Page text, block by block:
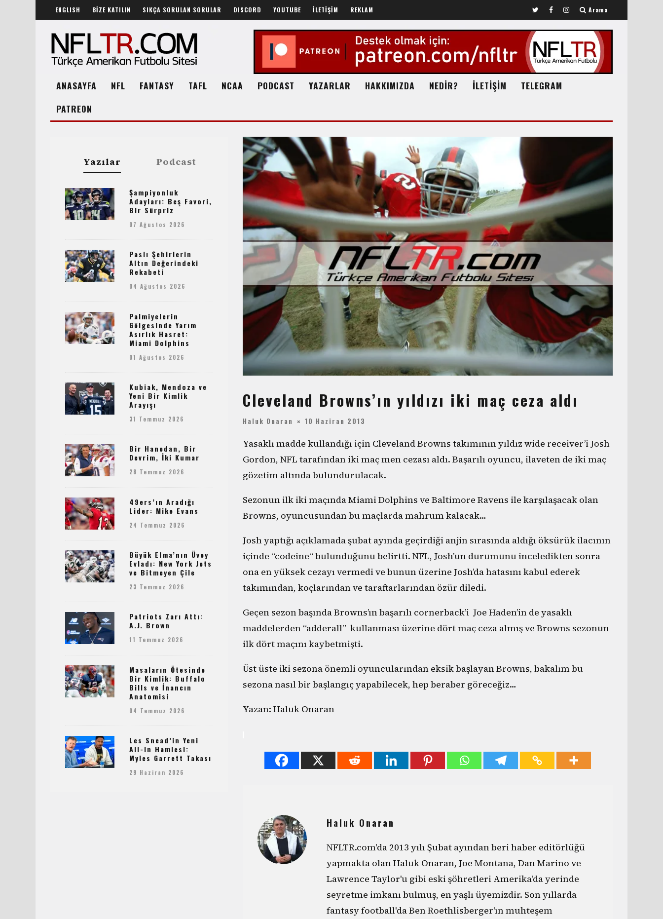
ENGLISH BİZE KATILIN SIKÇA SORULAN SORULAR DISCORD YOUTUBE İLETİŞİM REKLAM Arama
ANASAYFA NFL FANTASY TAFL NCAA PODCAST YAZARLAR HAKKIMIZDA NEDİR? İLETİŞİM
TELEGRAM
PATREON
Cleveland Browns’ın yıldızı iki maç ceza aldı
Haluk Onaran 10 Haziran 2013
Yasaklı madde kullandığı için Cleveland Browns takımının yıldız wide receiver’i Josh
Gordon, NFL tarafından iki maç men cezası aldı. Başarılı oyuncu, ilaveten de iki maç
gözetim altında bulundurulacak.
Sezonun ilk iki maçında Miami Dolphins ve Baltimore Ravens ile karşılaşacak olan
Browns, oyuncusundan bu maçlarda mahrum kalacak…
Josh yaptığı açıklamada şubat ayında geçirdiği anjin sırasında aldığı öksürük ilacının
içinde “codeine“ bulunduğunu belirtti. NFL, Josh’un durumunu inceledikten sonra
ona en yüksek cezayı vermedi ve bunun üzerine Josh’da hatasını kabul ederek
takımından, koçlarından ve taraftarlarından özür diledi.
Geçen sezon başında Browns’ın başarılı cornerback’i Joe Haden’in de yasaklı
maddelerden “adderall” kullanması üzerine dört maç ceza almış ve Browns sezonun
ilk dört maçını kaybetmişti.
Üst üste iki sezona önemli oyuncularından eksik başlayan Browns, bakalım bu
sezona nasıl bir başlangıç yapabilecek, hep beraber göreceğiz…
Yazan: Haluk Onaran
Haluk Onaran
NFLTR.com'da 2013 yılı Şubat ayından beri haber editörlüğü
yapmakta olan Haluk Onaran, Joe Montana, Dan Marino ve
Lawrence Taylor'u gibi eski şöhretleri Amerika'da yerinde
seyretme imkanı bulmuş, en yaşlı üyemizdir. Son yıllarda
fantasy football'da Ben Roethlisberger'ın muhteşem
Yazılar Podcast
Şampiyonluk
Adayları: Beş Favori,
Bir Sürpriz
07 Ağustos 2026
Paslı Şehirlerin
Altın Değerindeki
Rekabeti
04 Ağustos 2026
Palmiyelerin
Gölgesinde Yarım
Asırlık Hasret:
Miami Dolphins
01 Ağustos 2026
Kubiak, Mendoza ve
Yeni Bir Kimlik
Arayışı
31 Temmuz 2026
Bir Hanedan, Bir
Devrim, İki Kumar
28 Temmuz 2026
49ers’ın Aradığı
Lider: Mike Evans
24 Temmuz 2026
Büyük Elma’nın Üvey
Evladı: New York Jets
ve Bitmeyen Çile
23 Temmuz 2026
Patriots Zarı Attı:
A.J. Brown
11 Temmuz 2026
Masaların Ötesinde
Bir Kimlik: Buffalo
Bills ve İnancın
Anatomisi
04 Temmuz 2026
Les Snead’in Yeni
All-In Hamlesi:
Myles Garrett Takası
29 Haziran 2026